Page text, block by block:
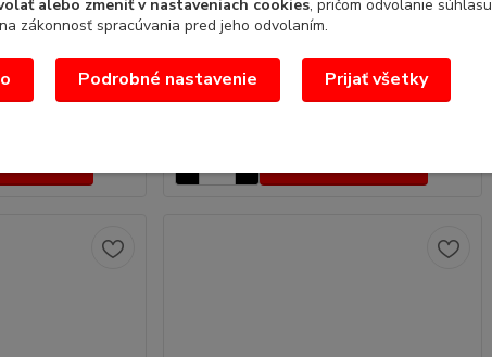
Box na potraviny FIFO 7
14,88 €/ks
alebo zmeniť v nastaveniach cookies, pričom odvolanie súhlasu
zákonnosť spracúvania pred jeho odvolaním.
Podrobné nastavenie Prijať všetky